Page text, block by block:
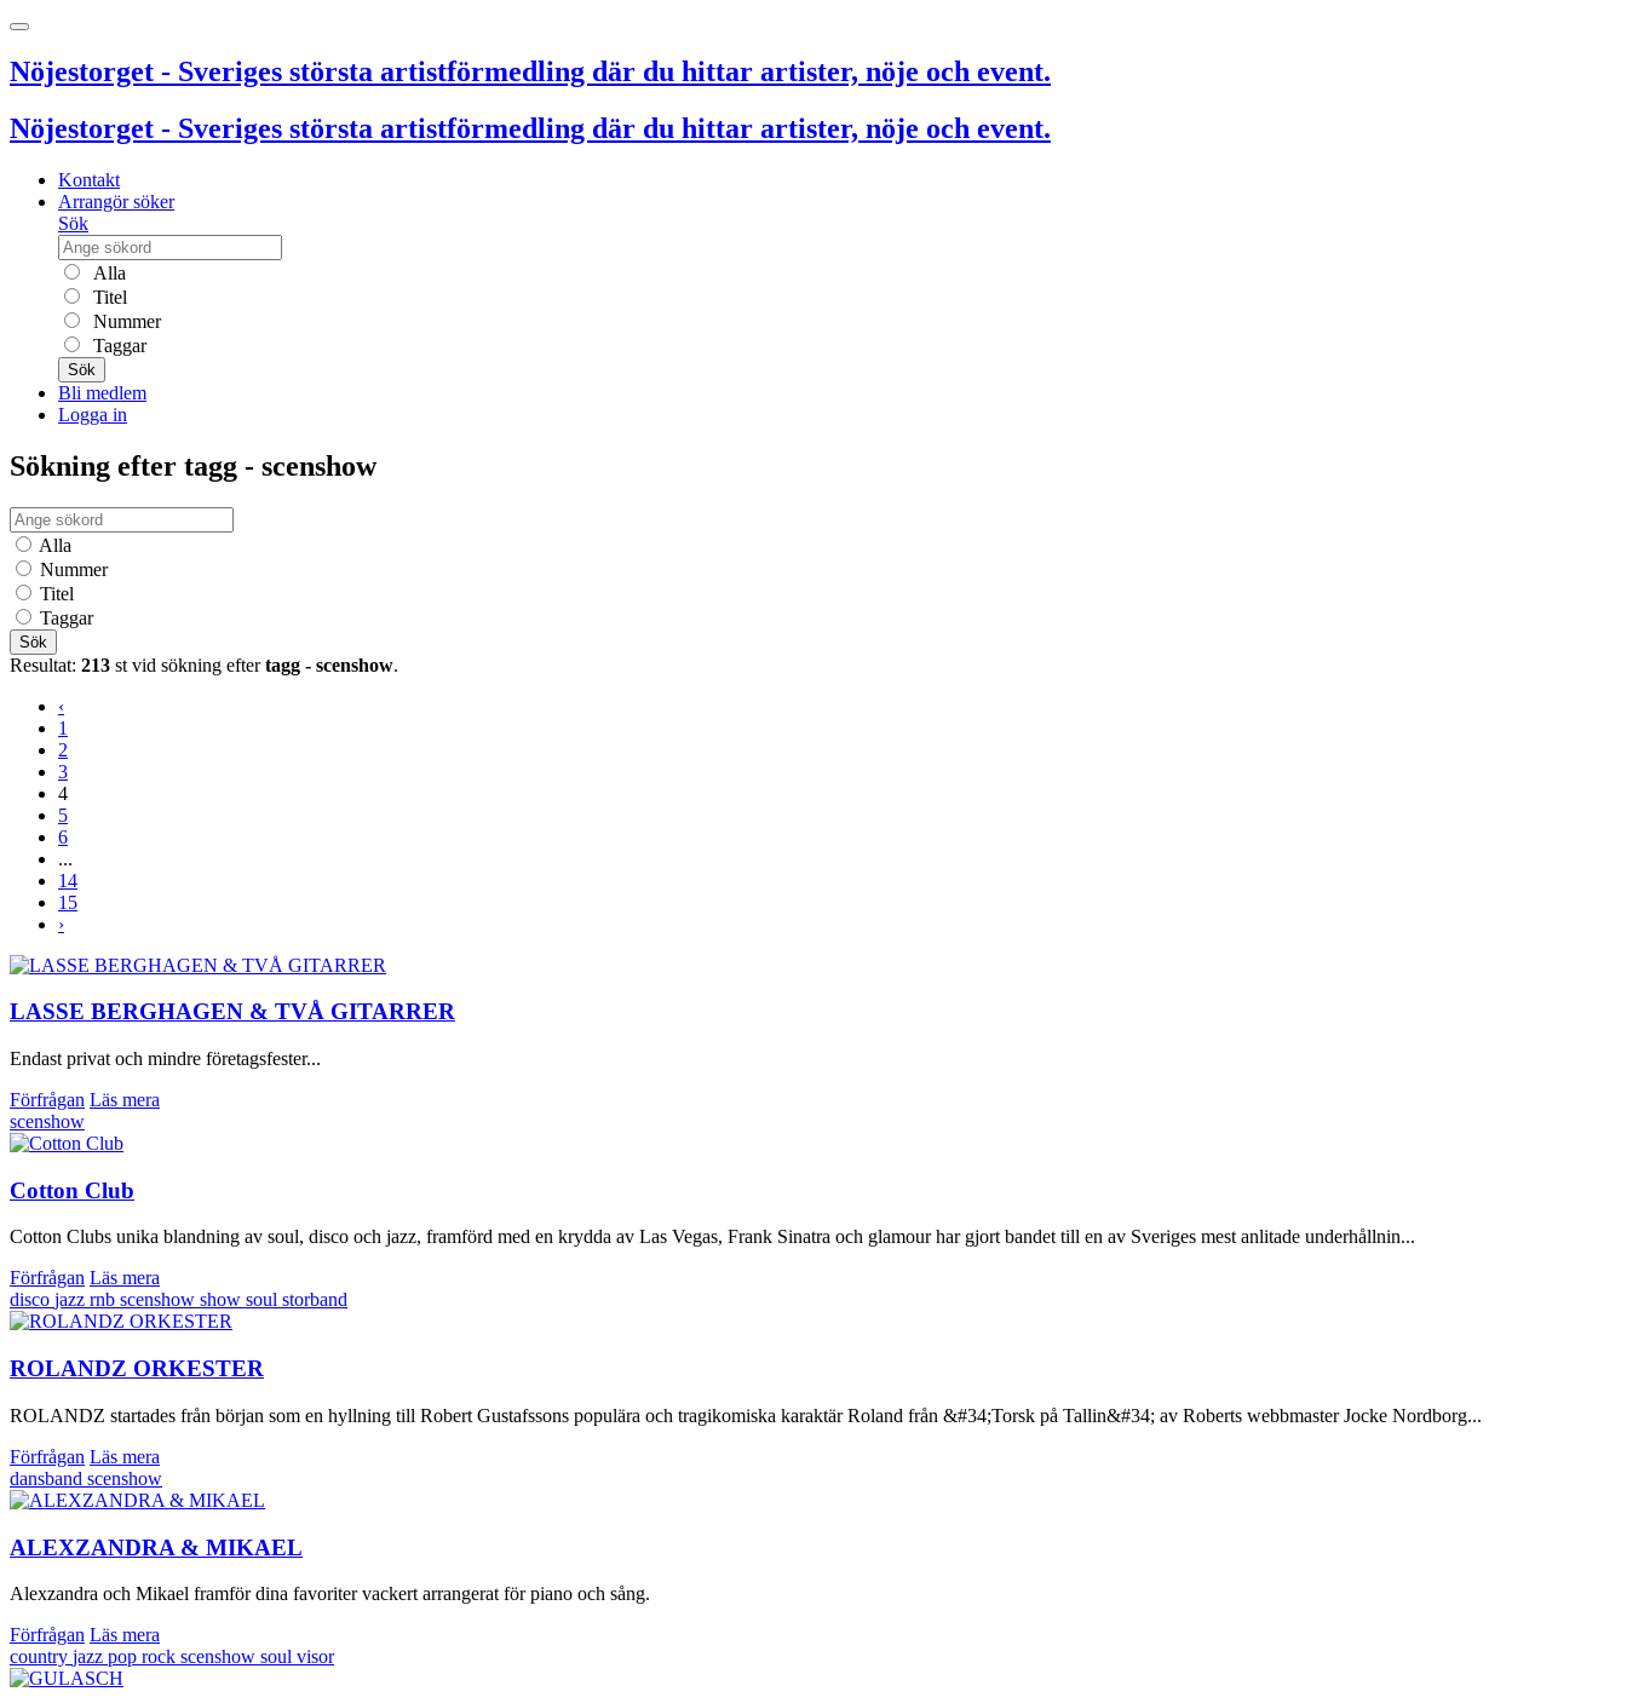
Nöjestorget - Sveriges största artistförmedling där du hittar artister, nöje och event.
Nöjestorget - Sveriges största artistförmedling där du hittar artister, nöje och event.
Kontakt
Arrangör söker
Sök
Alla
Titel
Nummer
Taggar
Sök
Bli medlem
Logga in
Sökning efter tagg - scenshow
Alla
Nummer
Titel
Taggar
Sök
Resultat: 213 st vid sökning eftertagg - scenshow.
‹
1
2
3
4
5
6
...
14
15
›
LASSE BERGHAGEN & TVÅ GITARRER
Endast privat och mindre företagsfester...
Förfrågan Läs mera
scenshow
Cotton Club
Cotton Clubs unika blandning av soul, disco och jazz, framförd med en krydda av Las Vegas, Frank Sinatra och glamour har gjort bandet till en av Sveriges mest anlitade underhållnin...
Förfrågan Läs mera
disco jazz rnb scenshow show soul storband
ROLANDZ ORKESTER
ROLANDZ startades från början som en hyllning till Robert Gustafssons populära och tragikomiska karaktär Roland från &#34;Torsk på Tallin&#34; av Roberts webbmaster Jocke Nordborg...
Förfrågan Läs mera
dansband scenshow
ALEXZANDRA & MIKAEL
Alexzandra och Mikael framför dina favoriter vackert arrangerat för piano och sång.
Förfrågan Läs mera
country jazz pop rock scenshow soul visor